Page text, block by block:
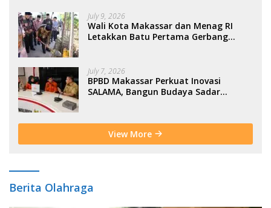
July 9, 2026
Wali Kota Makassar dan Menag RI
Letakkan Batu Pertama Gerbang
July 7, 2026
BPBD Makassar Perkuat Inovasi
SALAMA, Bangun Budaya Sadar
View More
Berita Olahraga